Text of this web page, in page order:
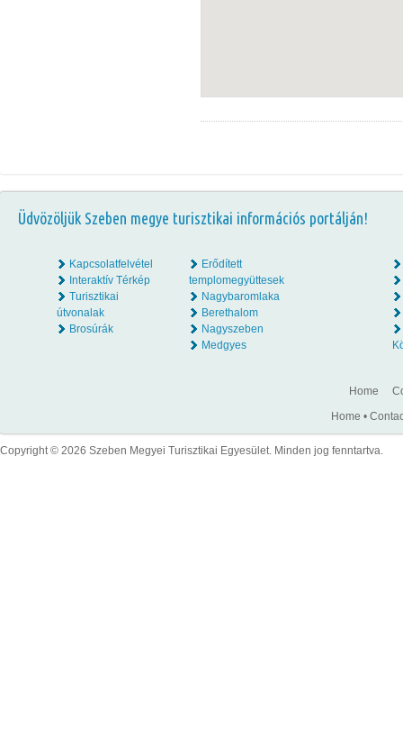
Üdvözöljük Szeben megye turisztikai információs portálján!
Kapcsolatfelvétel
Interaktív Térkép
Turisztikai
útvonalak
Brosúrák
Erődített
templomegyüttesek
Nagybaromlaka
Berethalom
Nagyszeben
Medgyes
Home
Home •
Copyright © 2026 Szeben Megyei Turisztikai Egyesület. Minden jog fenntartva.